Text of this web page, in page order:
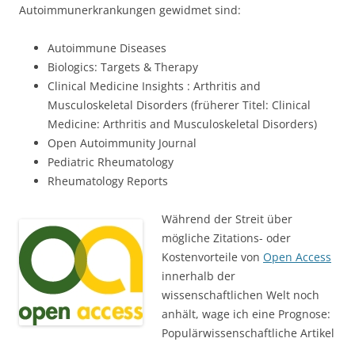
Autoimmunerkrankungen gewidmet sind:
Autoimmune Diseases
Biologics: Targets & Therapy
Clinical Medicine Insights : Arthritis and
Musculoskeletal Disorders (früherer Titel: Clinical
Medicine: Arthritis and Musculoskeletal Disorders)
Open Autoimmunity Journal
Pediatric Rheumatology
Rheumatology Reports
Während der Streit über
mögliche Zitations- oder
Kostenvorteile von Open Access
innerhalb der
wissenschaftlichen Welt noch
anhält, wage ich eine Prognose:
Populärwissenschaftliche Artikel